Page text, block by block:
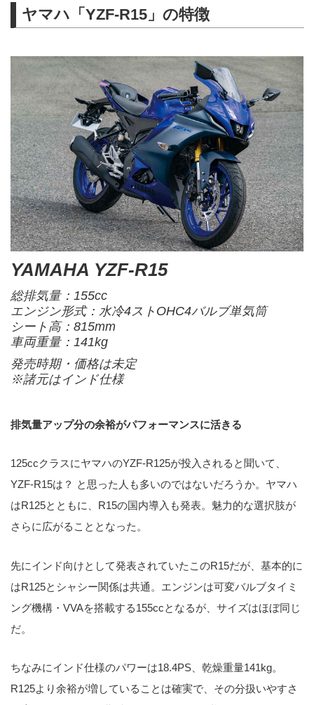
ヤマハ「YZF-R15」の特徴
YAMAHA YZF-R15
総排気量：155cc
エンジン形式：水冷4ストOHC4バルブ単気筒
シート高：815mm
車両重量：141kg
発売時期・価格は未定
※諸元はインド仕様
排気量アップ分の余裕がパフォーマンスに活きる
125ccクラスにヤマハのYZF-R125が投入されると聞いて、
YZF-R15は？ と思った人も多いのではないだろうか。ヤマハ
はR125とともに、R15の国内導入も発表。魅力的な選択肢が
さらに広がることとなった。
先にインド向けとして発表されていたこのR15だが、基本的に
はR125とシャシー関係は共通。エンジンは可変バルブタイミ
ング機構・VVAを搭載する155ccとなるが、サイズはほぼ同じ
だ。
ちなみにインド仕様のパワーは18.4PS、乾燥重量141kg。
R125より余裕が増していることは確実で、その分扱いやすさ